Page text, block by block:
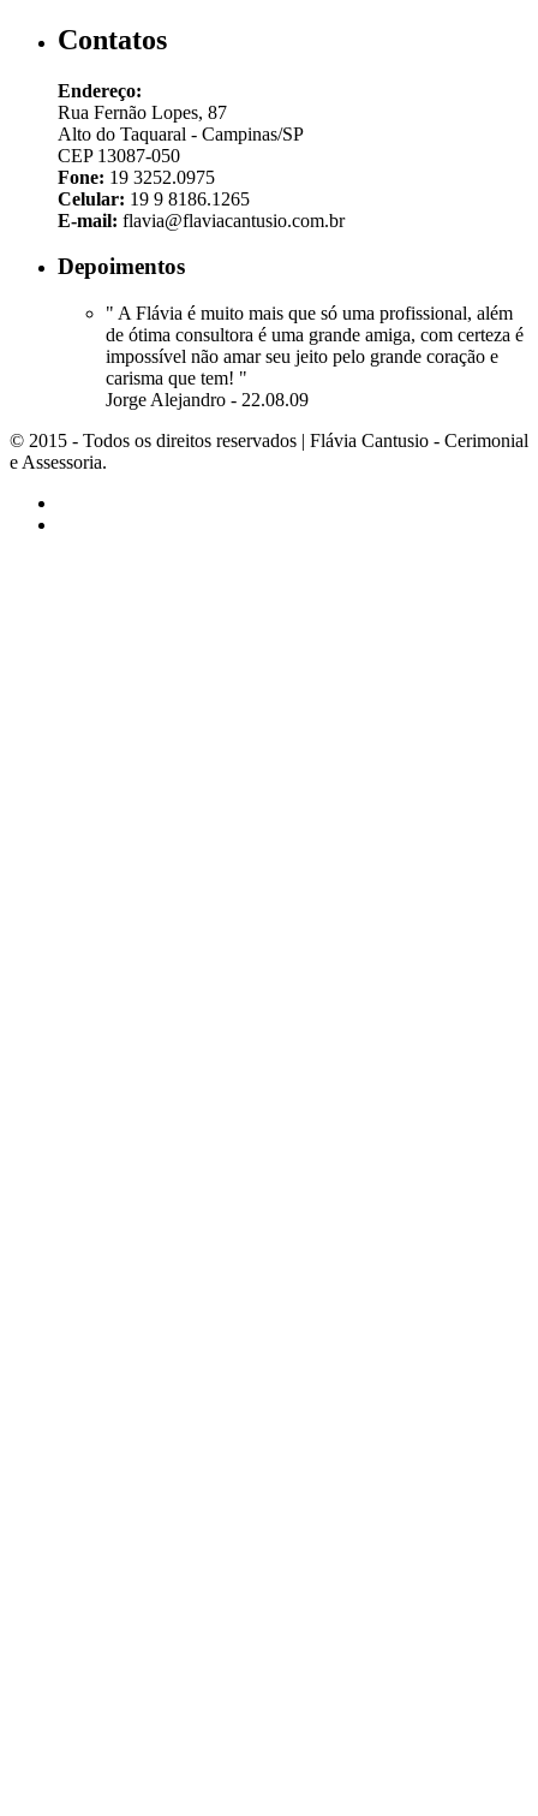
Contatos
Endereço:
Rua Fernão Lopes, 87
Alto do Taquaral - Campinas/SP
CEP 13087-050
Fone: 19 3252.0975
Celular: 19 9 8186.1265
E-mail: flavia@flaviacantusio.com.br
Depoimentos
" A Flávia é muito mais que só uma profissional, além
de ótima consultora é uma grande amiga, com certeza é
impossível não amar seu jeito pelo grande coração e
carisma que tem! "
Jorge Alejandro - 22.08.09
© 2015 - Todos os direitos reservados | Flávia Cantusio - Cerimonial
e Assessoria.